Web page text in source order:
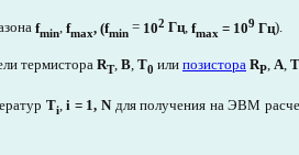
fmin, fmax, (fmin = 102 Гц, fmax = 109 Гц).
термистора RT, В, Т0 или позистора RP, А, Т
Тi,i = 1, Nдля получения на ЭВМ